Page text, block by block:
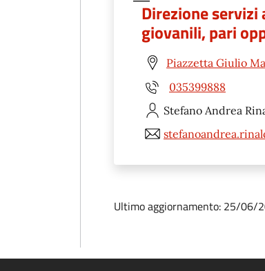
Direzione
giovanili, pari
Piazzetta Giulio
035399888
Stefano Andrea
Ultimo aggiornamento: 25/06/